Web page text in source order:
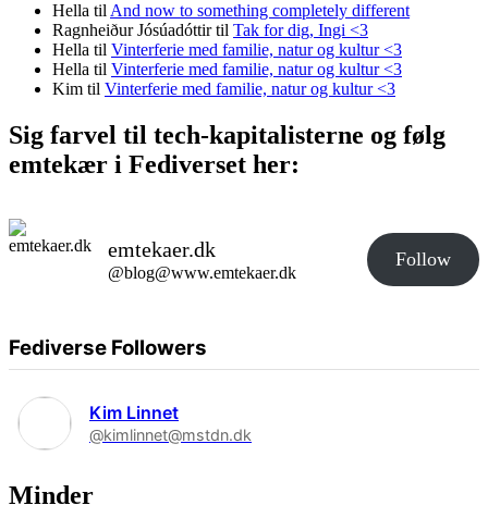
Hella til And now to something completely different
Ragnheiður Jósúadóttirtil Tak for dig, Ingi <3
Hella til Vinterferie med familie, natur og kultur <3
Hella til Vinterferie med familie, natur og kultur <3
Kim til Vinterferie med familie, natur og kultur <3
Sig farvel til tech-kapitalisterne og følg
emtekær i Fediverset her:
emtekaer.dk
@blog@www.emtekaer.dk
Follow
Fediverse Followers
Kim Linnet
@kimlinnet@mstdn.dk
Minder